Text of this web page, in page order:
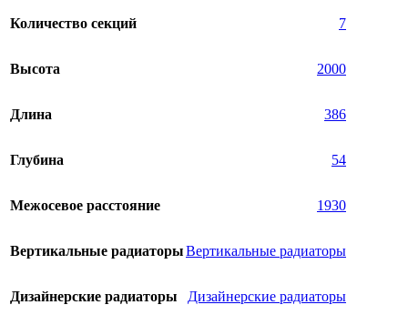
Количество секций 7
Высота 2000
Длина 386
Глубина 54
Межосевое расстояние 1930
Вертикальные радиаторыВертикальные радиаторы
Дизайнерские радиаторы Дизайнерские радиаторы